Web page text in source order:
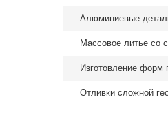
Алюминиевые
Массовое литье со
Изготовление форм
Отливки сложной